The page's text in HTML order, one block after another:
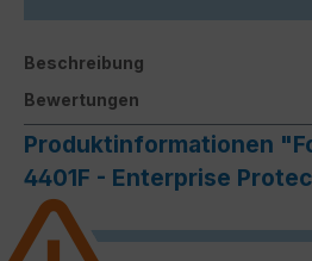
Beschreibung
Bewertungen
Produktinformationen
4401F - Enterprise